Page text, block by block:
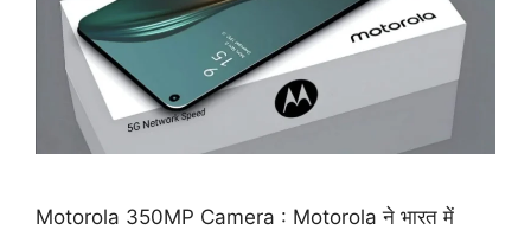
Motorola 350MP Camera : Motorola ने भारत में